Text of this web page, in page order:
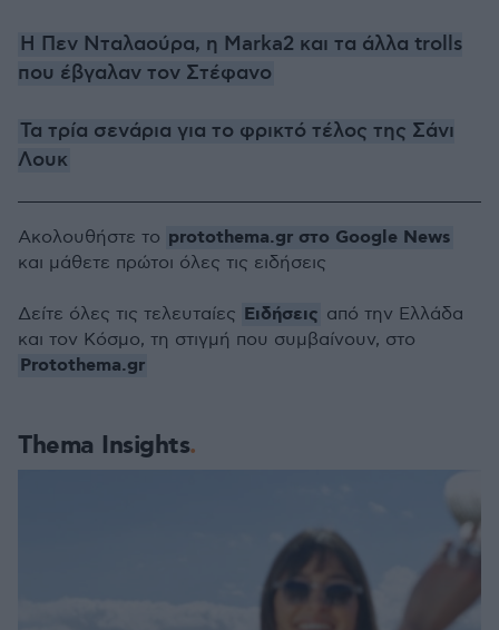
Η Πεν Νταλαούρα, η Μarka2 και τα άλλα trolls
που έβγαλαν τον Στέφανο
Τα τρία σενάρια για το φρικτό τέλος της Σάνι
Λουκ
Thema Insights
Ακολουθήστε το protothema.gr στο Google News
και μάθετε πρώτοι όλες τις ειδήσεις
Δείτε όλες τις τελευταίες Ειδήσεις από την Ελλάδα
και τον Κόσμο, τη στιγμή που συμβαίνουν, στο
Protothema.gr